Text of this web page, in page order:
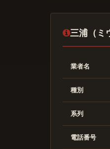
三浦（ミ
業者名
種別
系列
電話番号